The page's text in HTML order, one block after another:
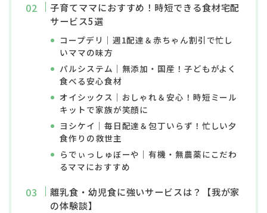
子育てママにおすすめ！時短できる食材宅配
サービス5選
コープデリ｜週1配達＆赤ちゃん割引で忙し
いママの味方
パルシステム｜無添加・国産！子どもがよく
食べる安心食材
オイシックス｜おしゃれ＆安心！時短ミール
キットで家族が笑顔に
ヨシケイ｜毎日配達＆包丁いらず！忙しい夕
食作りの救世主
らでぃっしゅぼーや｜有機・無農薬にこだわ
るママにおすすめ
離乳食・幼児食に強いサービスは？【我が家
の体験談】